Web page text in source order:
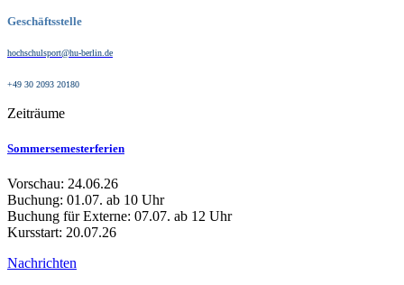
Geschäftsstelle
hochschulsport@hu-berlin.de
+49 30 2093 20180
Zeiträume
Sommersemesterferien
Vorschau: 24.06.26
Buchung: 01.07. ab 10 Uhr
Buchung für Externe: 07.07. ab 12 Uhr
Kursstart: 20.07.26
Nachrichten